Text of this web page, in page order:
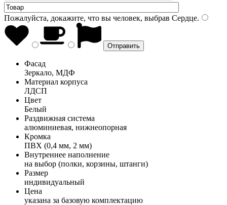
Пожалуйста, докажите, что вы человек, выбрав Сердце.
Фасад
Зеркало, МДФ
Материал корпуса
ЛДСП
Цвет
Белый
Раздвижная система
алюминиевая, нижнеопорная
Кромка
ПВХ (0,4 мм, 2 мм)
Внутреннее наполнение
на выбор (полки, корзины, штанги)
Размер
индивидуальный
Цена
указана за базовую комплектацию